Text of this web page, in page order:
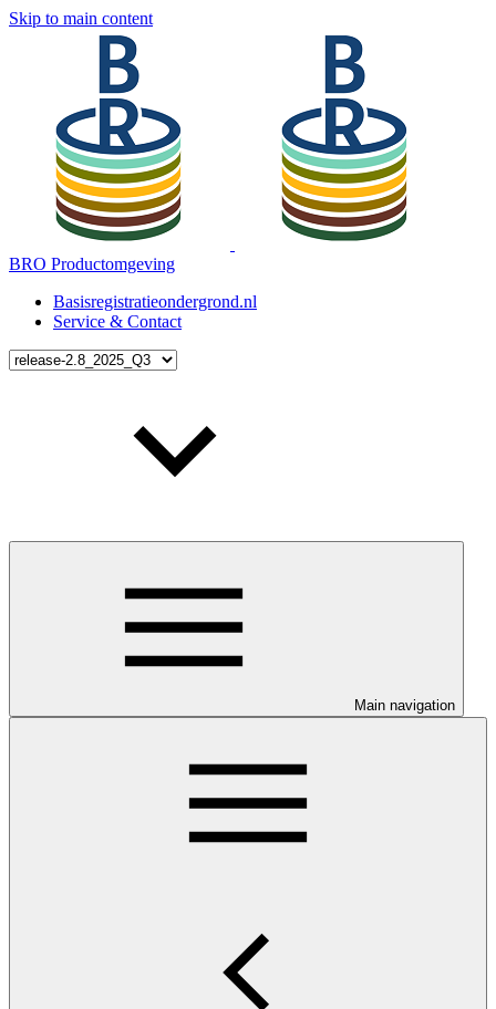
Skip to main content
BRO Productomgeving
Basisregistratieondergrond.nl
Service & Contact
Main navigation